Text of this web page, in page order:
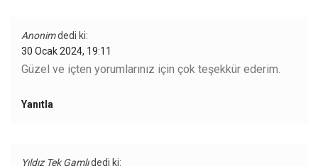
Anonimdedi ki:
30 Ocak 2024, 19:11
Güzel ve içten yorumlarınız için çok teşekkür ederim.
Yanıtla
Yıldız Tek Gamlıdedi ki: